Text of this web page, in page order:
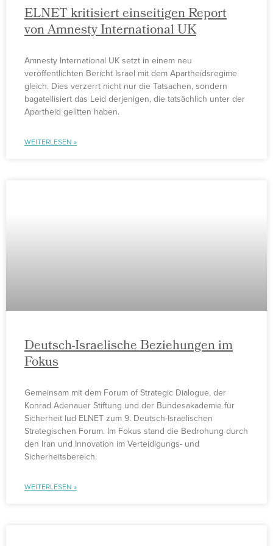
ELNET kritisiert einseitigen Report
von Amnesty International UK
Amnesty International UK setzt in einem neu
veröffentlichten Bericht Israel mit dem Apartheidsregime
gleich. Dies verzerrt nicht nur die Tatsachen, sondern
bagatellisiert das Leid derjenigen, die tatsächlich unter der
Apartheid gelitten haben.
WEITERLESEN »
Deutsch-Israelische Beziehungen im
Fokus
Gemeinsam mit dem Forum of Strategic Dialogue, der
Konrad Adenauer Stiftung und der Bundesakademie für
Sicherheit lud ELNET zum 9. Deutsch-Israelischen
Strategischen Forum. Im Fokus stand die Bedrohung durch
den Iran und Innovation im Verteidigungs- und
Sicherheitsbereich.
WEITERLESEN »